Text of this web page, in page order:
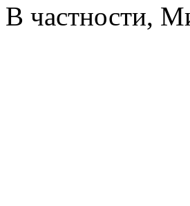
В частности,